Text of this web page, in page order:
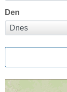
Den